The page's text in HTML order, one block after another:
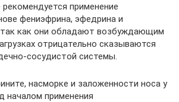
рекомендуется применение
фениэфрина, эфедрина и
как они обладают возбуждающим
отрицательно сказываются
сосудистой системы.
насморке и заложенности носа у
началом применения